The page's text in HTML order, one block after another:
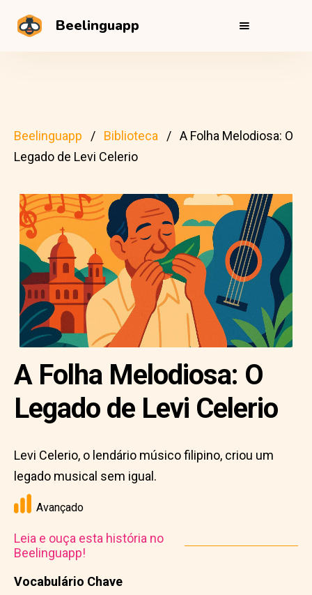
Beelinguapp
Beelinguapp Biblioteca
A Folha Melodiosa: O
Legado de Levi Celerio
Vocabulário Chave
A Folha Melodiosa: O
Legado de Levi Celerio
Levi Celerio, o lendário músico filipino, criou um
legado musical sem igual.
Avançado
Leia e ouça esta história no
Beelinguapp!